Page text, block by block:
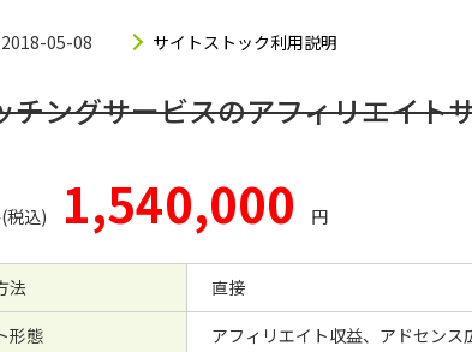
05-08 サイトストック利用説明
チングサービスのアフィリエイト
税込) 1,540,000 円
法
直接
形態
アフィリエイト収益、アドセン